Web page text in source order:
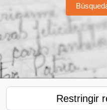
Restringir